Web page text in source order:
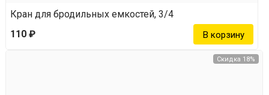
Кран для бродильных емкостей, 3/4
110 ₽
Скидка 18%